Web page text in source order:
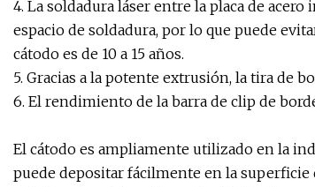
4. La soldadura láser entre la placa de
espacio de soldadura, por lo que puede
cátodo es de 10 a 15 años.
5. Gracias a la potente extrusión, la tira de
6. El rendimiento de la barra de clip de
El cátodo es ampliamente utilizado en la
puede depositar fácilmente en la superficie